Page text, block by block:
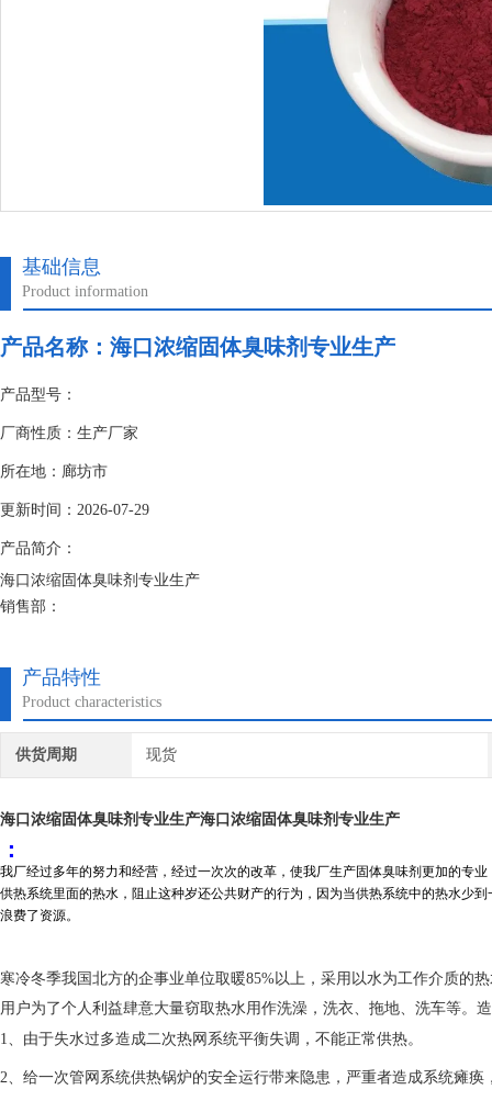
基础信息
Product information
产品名称： 海口浓缩固体臭味剂专业生产
产品型号：
厂商性质：生产厂家
所在地：廊坊市
更新时间：2026-07-29
产品简介：
海口浓缩固体臭味剂专业生产
销售部：
产品特性
Product characteristics
供货周期 现货
海口浓缩固体臭味剂专业生产海口浓缩固体臭味剂专业生产
：
我厂经过多年的努力和经营，经过一次次的改革，使我厂生产固体臭味剂更加的专
供热系统里面的热水，阻止这种岁还公共财产的行为，因为当供热系统中的热水少
浪费了资源。
寒冷冬季我国北方的企事业单位取暖85%以上，采用以水为工作介质的
用户为了个人利益肆意大量窃取热水用作洗澡，洗衣、拖地、洗车等。
1、由于失水过多造成二次热网系统平衡失调，不能正常供热。
2、给一次管网系统供热锅炉的安全运行带来隐患，严重者造成系统瘫痪